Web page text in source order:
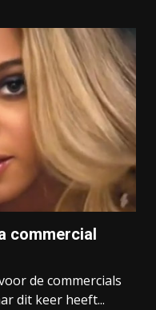
commercial
de commercials
dit keer heeft...